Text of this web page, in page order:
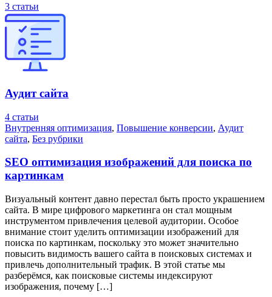
3 статьи
Аудит сайта
4 статьи
Внутренняя оптимизация, Повышение конверсии, Аудит
сайта, Без рубрики
SEO оптимизация изображений для поиска по
картинкам
Визуальный контент давно перестал быть просто украшением
сайта. В мире цифрового маркетинга он стал мощным
инструментом привлечения целевой аудитории. Особое
внимание стоит уделить оптимизации изображений для
поиска по картинкам, поскольку это может значительно
повысить видимость вашего сайта в поисковых системах и
привлечь дополнительный трафик. В этой статье мы
разберёмся, как поисковые системы индексируют
изображения, почему […]